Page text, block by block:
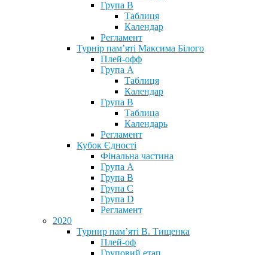
Група В
Таблиця
Календар
Регламент
Турнір пам’яті Максима Білого
Плей-офф
Група А
Таблиця
Календар
Група В
Таблица
Календарь
Регламент
Кубок Єдності
Фінальна частина
Група А
Група В
Група С
Група D
Регламент
2020
Турнир пам’яті В. Тищенка
Плей-оф
Груповий етап